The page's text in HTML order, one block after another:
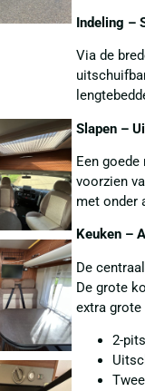
Indeling –
Via de
Slapen –
Een
voorzien
met onder
Keuken –
De
De grote
extra grote
2-